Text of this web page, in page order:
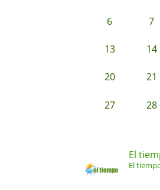
6 7
13 14
20 21
27 28
El
El